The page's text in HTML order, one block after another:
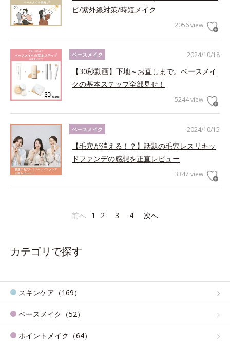
ビ/紫外線対策/時短メイク
2056 view
2024/10/18
ベースメイク
【30秒動画】下地～お直しまで。ベースメイ
クの基本ステップ全部見せ！
5244 view
2024/10/15
ベースメイク
【毛穴が消える！？】話題の毛穴レスリキッ
ドファンデの感想を正直レビュー
3347 view
前へ 1 2 3 4 次へ
カテゴリで探す
スキンケア（169）
ベースメイク（52）
ポイントメイク（64）